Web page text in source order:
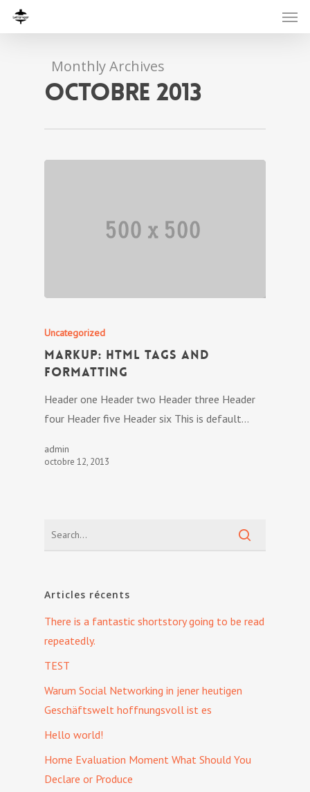
Monthly Archives
octobre 2013
Uncategorized
Markup: HTML Tags and
Formatting
Header one Header two Header three Header
four Header five Header six This is default…
admin
octobre 12, 2013
Articles récents
There is a fantastic shortstory going to be read
repeatedly.
TEST
Warum Social Networking in jener heutigen
Geschäftswelt hoffnungsvoll ist es
Hello world!
Home Evaluation Moment What Should You
Declare or Produce